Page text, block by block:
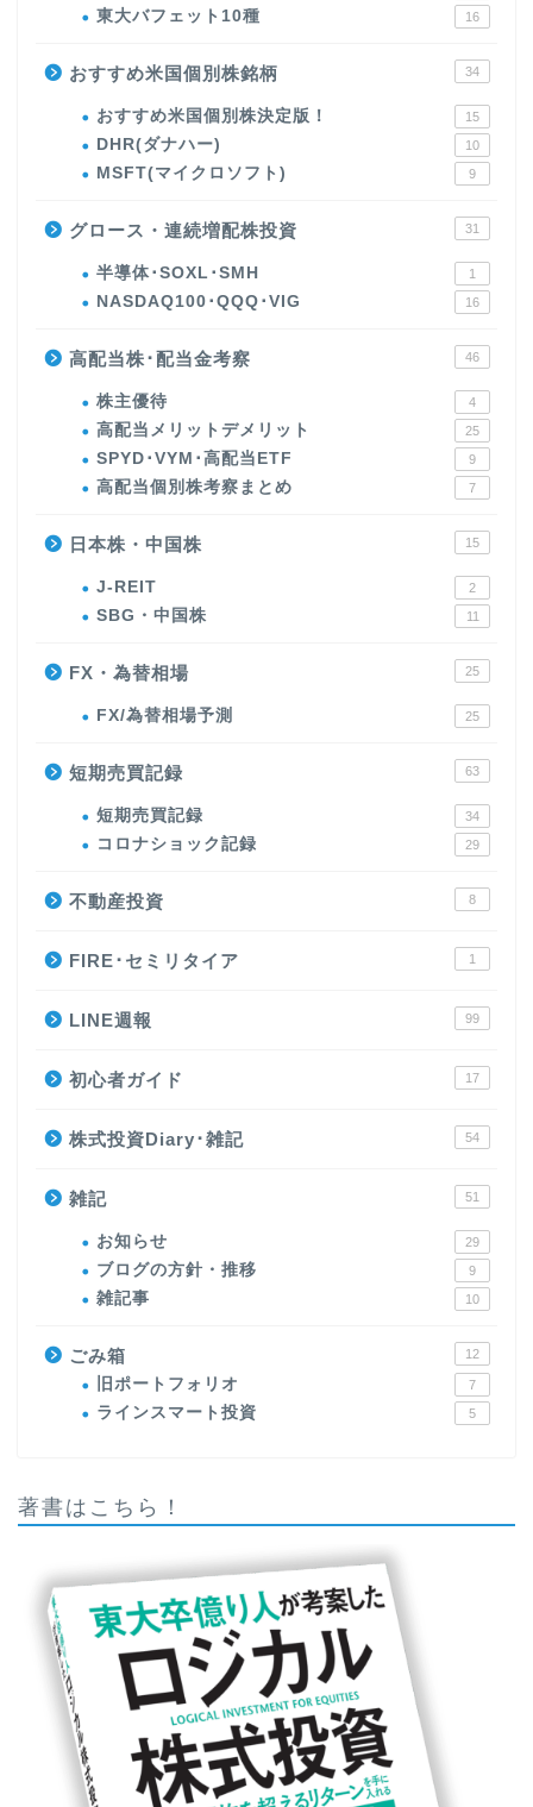
東大バフェット10種 16
おすすめ米国個別株銘柄 34
おすすめ米国個別株決定版！ 15
DHR(ダナハー) 10
MSFT(マイクロソフト) 9
グロース・連続増配株投資 31
半導体･SOXL･SMH 1
NASDAQ100･QQQ･VIG 16
高配当株･配当金考察 46
株主優待 4
高配当メリットデメリット 25
SPYD･VYM･高配当ETF 9
高配当個別株考察まとめ 7
日本株・中国株 15
J-REIT 2
SBG・中国株 11
FX・為替相場 25
FX/為替相場予測 25
短期売買記録 63
短期売買記録 34
コロナショック記録 29
不動産投資 8
FIRE･セミリタイア 1
LINE週報 99
初心者ガイド 17
株式投資Diary･雑記 54
雑記 51
お知らせ 29
ブログの方針・推移 9
雑記事 10
ごみ箱 12
旧ポートフォリオ 7
ラインスマート投資 5
著書はこちら！